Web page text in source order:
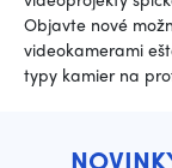
Objavte nové
videokamerami
typy kamier na